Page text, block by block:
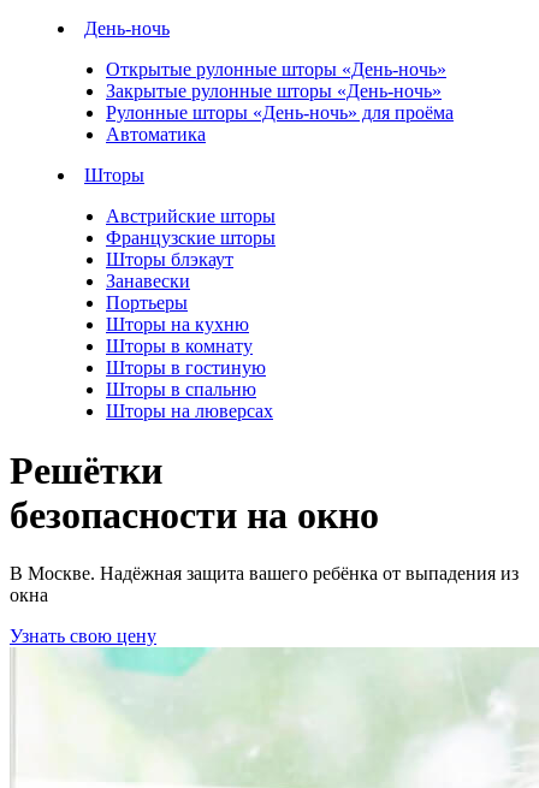
День-ночь
Открытые рулонные шторы «День-ночь»
Закрытые рулонные шторы «День-ночь»
Рулонные шторы «День-ночь» для проёма
Автоматика
Шторы
Австрийские шторы
Французские шторы
Шторы блэкаут
Занавески
Портьеры
Шторы на кухню
Шторы в комнату
Шторы в гостиную
Шторы в спальню
Шторы на люверсах
Решётки
безопасности на окно
В Москве. Надёжная защита вашего ребёнка от выпадения из
окна
Узнать свою цену